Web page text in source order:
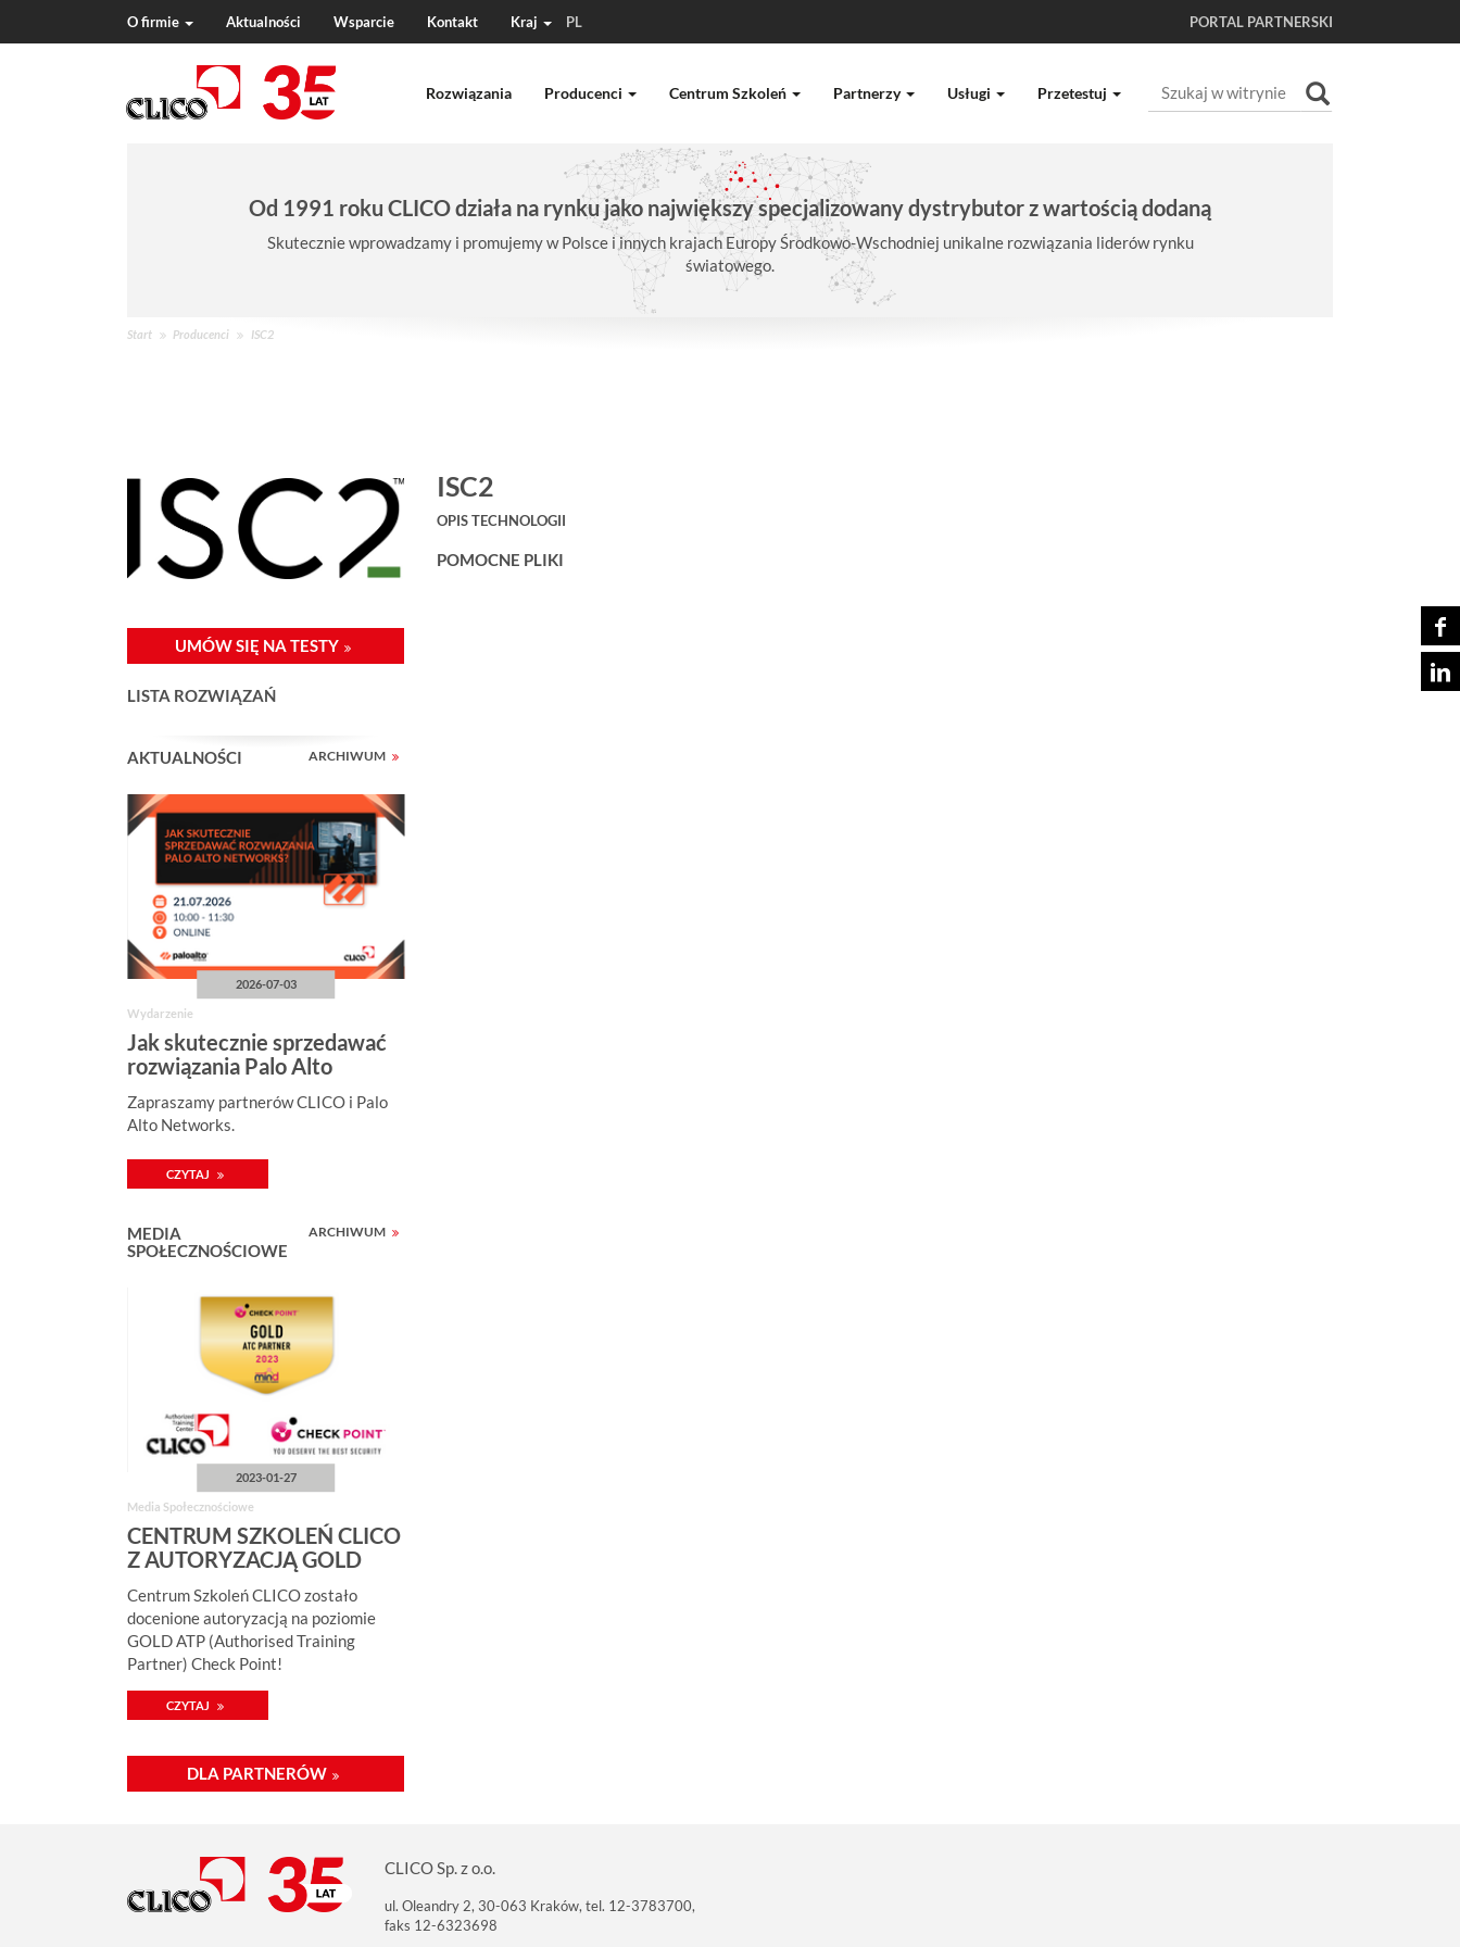
O firmie Aktualności Wsparcie Kontakt Kraj PL PORTAL PARTNERSKI
Rozwiązania Producenci Centrum Szkoleń Partnerzy Usługi Przetestuj
Szukaj
Od 1991 roku CLICO działa na rynku jako największy specjalizowany dystrybutor z wartością dodaną
Skutecznie wprowadzamy i promujemy w Polsce i innych krajach Europy Środkowo-Wschodniej unikalne rozwiązania liderów rynku
światowego.
J
Start Producenci ISC2
UMÓW SIĘ NA TESTY
LISTA ROZWIĄZAŃ
AKTUALNOŚCI ARCHIWUM
2026-07-03
Wydarzenie
Jak skutecznie sprzedawać
rozwiązania Palo Alto
Networks?
Zapraszamy partnerów CLICO i Palo
Alto Networks.
CZYTAJ
MEDIA
SPOŁECZNOŚCIOWE
ARCHIWUM
2023-01-27
Media Społecznościowe
CENTRUM SZKOLEŃ CLICO
Z AUTORYZACJĄ GOLD
Centrum Szkoleń CLICO zostało
docenione autoryzacją na poziomie
GOLD ATP (Authorised Training
Partner) Check Point!
CZYTAJ
DLA PARTNERÓW
ISC2
OPIS TECHNOLOGII
POMOCNE PLIKI
CLICO Sp. z o.o.
ul. Oleandry 2, 30-063 Kraków, tel. 12-3783700,
faks 12-6323698